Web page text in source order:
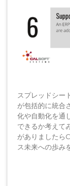
スプレッドシー
が包括的に統合
化や自動化を通
できるか考えて
がありましたら
ス未来への歩み